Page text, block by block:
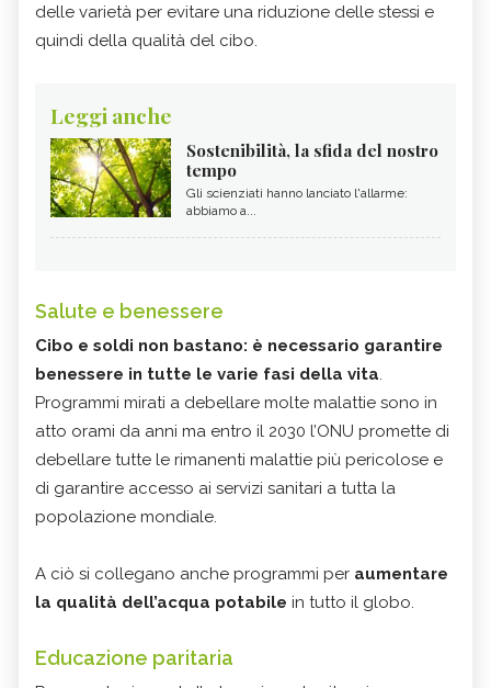
delle varietà per evitare una riduzione delle stessi e
quindi della qualità del cibo.
Leggi anche
Sostenibilità, la sfida del nostro
tempo
Gli scienziati hanno lanciato l'allarme:
abbiamo a...
Salute e benessere
Cibo e soldi non bastano: è necessario garantire
benessere in tutte le varie fasi della vita.
Programmi mirati a debellare molte malattie sono in
atto orami da anni ma entro il 2030 l’ONU promette di
debellare tutte le rimanenti malattie più pericolose e
di garantire accesso ai servizi sanitari a tutta la
popolazione mondiale.
A ciò si collegano anche programmi per aumentare
la qualità dell’acqua potabile in tutto il globo.
Educazione paritaria